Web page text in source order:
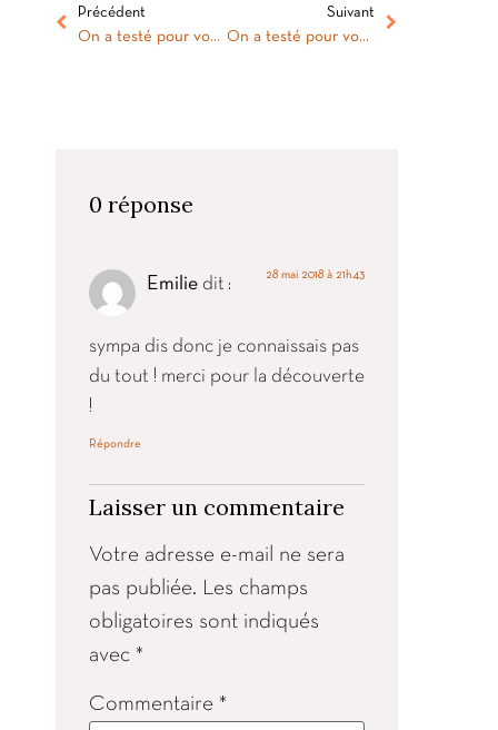
Précédent
On a testé pour vous : la visite du Grand Hôtel Dieu de Lyon
Suivant
On a testé pour vous : les bons petits plats de Délibio !
0 réponse
Emilie dit : 28 mai 2018 à 21h43
sympa dis donc je connaissais pas
du tout ! merci pour la découverte
!
Répondre
Laisser un commentaire
Votre adresse e-mail ne sera
pas publiée. Les champs
obligatoires sont indiqués
avec*
Commentaire*